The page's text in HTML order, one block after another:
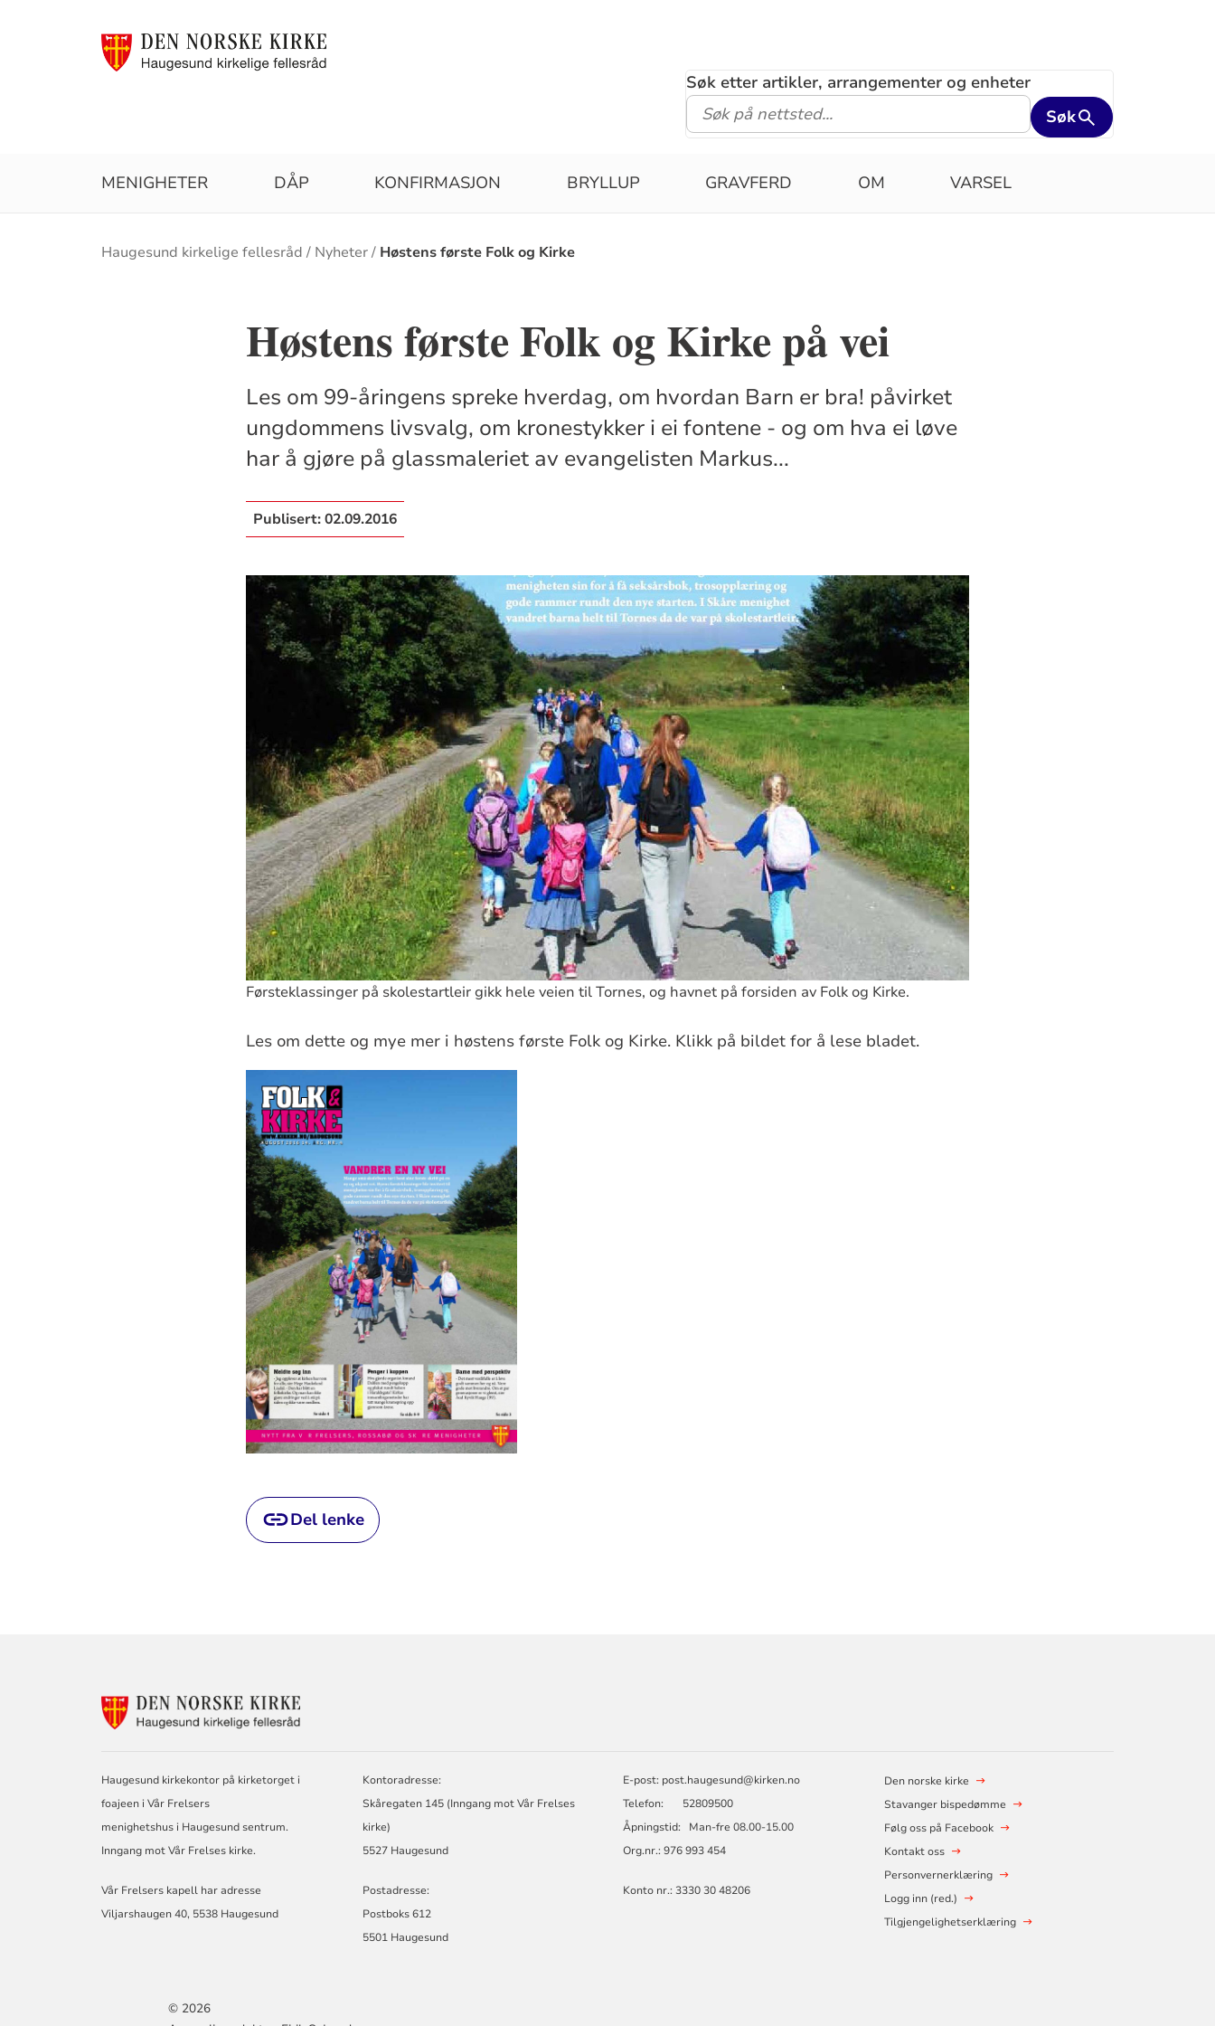
Søk etter artikler, arrangementer og enheter
Søk
MENIGHETER DÅP KONFIRMASJON BRYLLUP GRAVFERD OM VARSEL
Brødsmulesti
Haugesund kirkelige fellesråd Nyheter Høstens første Folk og Kirke
Høstens første Folk og Kirke på vei
Les om 99-åringens spreke hverdag, om hvordan Barn er bra! påvirket
ungdommens livsvalg, om kronestykker i ei fontene - og om hva ei løve
har å gjøre på glassmaleriet av evangelisten Markus...
Publisert:02.09.2016
Førsteklassinger på skolestartleir gikk hele veien til Tornes, og havnet på forsiden av Folk og Kirke.
Les om dette og mye mer i høstens første Folk og Kirke. Klikk på bildet for å lese bladet.
Del lenke
KONTAKTINFORMASJON
FOR
FELLESRÅD
Haugesund kirkekontor på kirketorget i
foajeen i Vår Frelsers
menighetshus i Haugesund sentrum.
Inngang mot Vår Frelses kirke.
Vår Frelsers kapell har adresse
Viljarshaugen 40, 5538 Haugesund
Kontoradresse:
Skåregaten 145 (Inngang mot Vår Frelses
kirke)
5527 Haugesund
Postadresse:
Postboks 612
5501 Haugesund
E-post: post.haugesund@kirken.no
Telefon: 52809500
Åpningstid: Man-fre 08.00-15.00
Org.nr.: 976 993 454
Konto nr.: 3330 30 48206
Den norske kirke
Stavanger bispedømme
Følg oss på Facebook
Kontakt oss
Personvernerklæring
Logg inn (red.)
Tilgjengelighetserklæring
© 2026